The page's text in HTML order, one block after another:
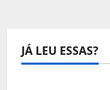
JÁ LEU ESSAS?